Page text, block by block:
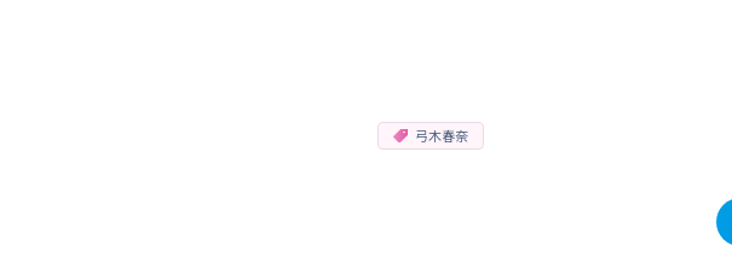
弓木春奈